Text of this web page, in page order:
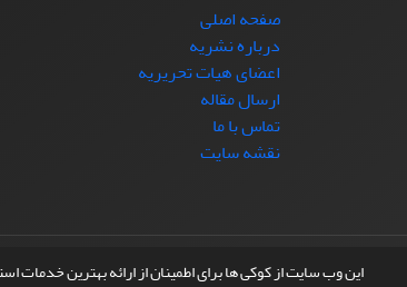
این وب سایت از کوکی ها برای اطمینان از ارائه بهترین خدمات
صفحه اصلی
درباره نشریه
اعضای هیات تحریریه
ارسال مقاله
تماس با ما
نقشه سایت
© سامانه مدیریت نشریات علمی.طراحی و